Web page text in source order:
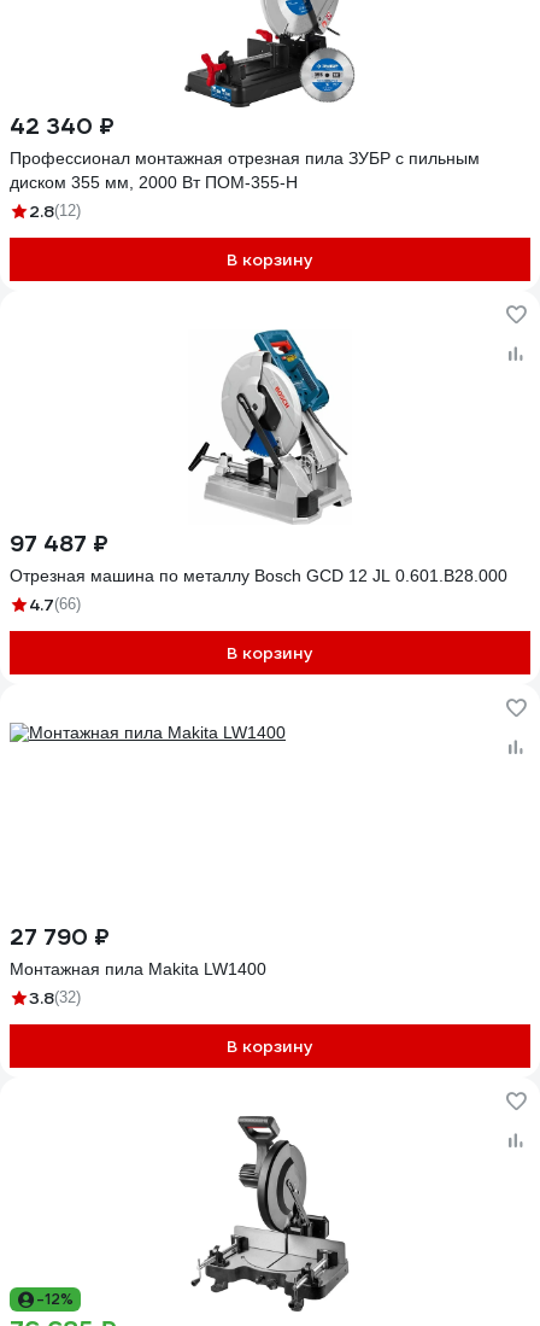
42 340 ₽
Профессионал монтажная отрезная пила ЗУБР с пильным
диском 355 мм, 2000 Вт ПОМ-355-Н
2.8(12)
В корзину
97 487 ₽
Отрезная машина по металлу Bosch GCD 12 JL 0.601.B28.000
4.7(66)
В корзину
27 790 ₽
Монтажная пила Makita LW1400
3.8(32)
В корзину
-12%